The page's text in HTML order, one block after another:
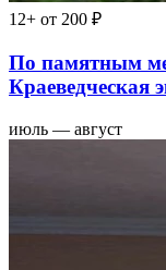
12+ от 200 ₽
По памятным
Краеведческая
июль — август